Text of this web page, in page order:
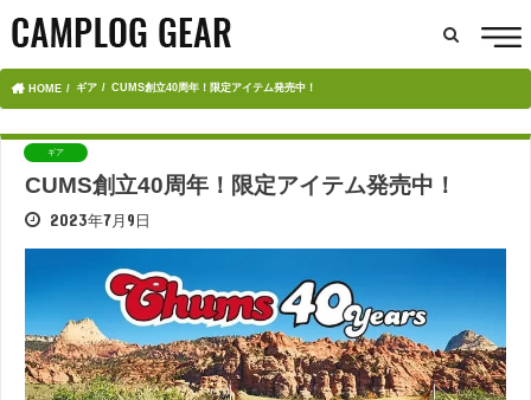
HOME ギア CUMS創立40周年！限定アイテム発売中！
ギア
CUMS創立40周年！限定アイテム発売中！
2023年7月9日